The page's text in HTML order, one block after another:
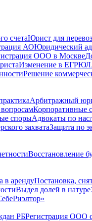
счетаЮрист для
АОЮридический
ООО в Москве
Изменение в ЕГРЮЛ
Решение
Арбитражный
Корпоративные
спорыАдвокаты по
захватаЗащита по
Восстановление
в арендуПостановка,
Выдел долей в натуре
РБРегистрация ООО